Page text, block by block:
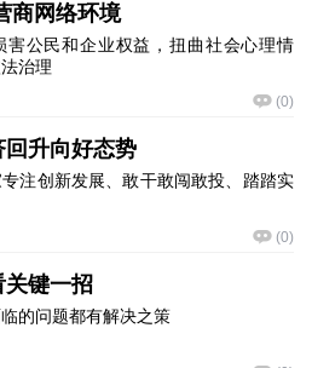
商网络环境
害公民和企业权益，扭曲社会心理情
治理
(0)
升向好态势
注创新发展、敢干敢闯敢投、踏踏实
(0)
关键一招
的问题都有解决之策